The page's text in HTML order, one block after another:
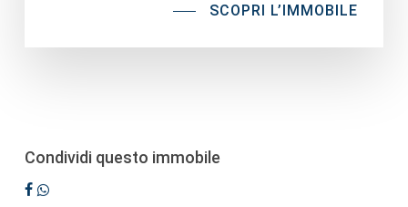
SCOPRI L’IMMOBILE
Condividi questo immobile